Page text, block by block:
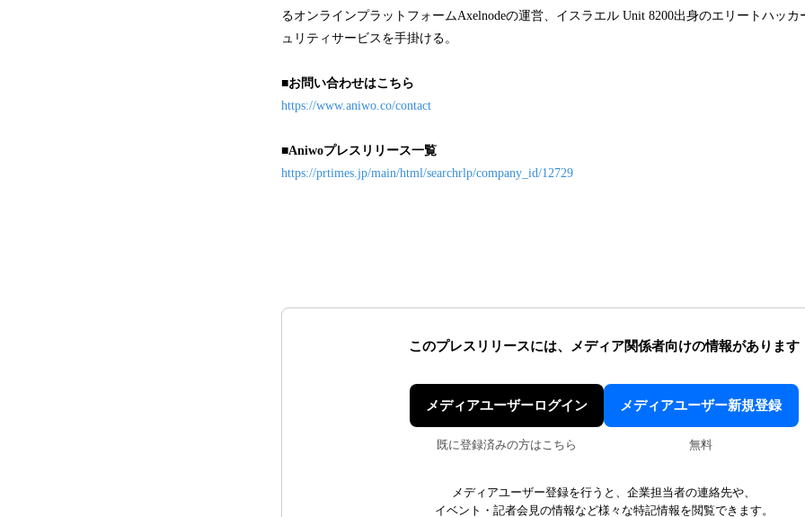
るオンラインプラットフォームAxelnodeの運営、イスラエル Unit 8200出身のエリートハッ
ュリティサービスを手掛ける。
■お問い合わせはこちら
https://www.aniwo.co/contact
■Aniwoプレスリリース一覧
https://prtimes.jp/main/html/searchrlp/company_id/12729
このプレスリリースには、 メディア関係者向けの情報があります
メディアユーザーログイン
既に登録済みの方はこちら
メディアユーザー新規登録
無料
メディアユーザー登録を行うと、企業担当者の連絡先や、
イベント・記者会見の情報など様々な特記情報を閲覧できます。